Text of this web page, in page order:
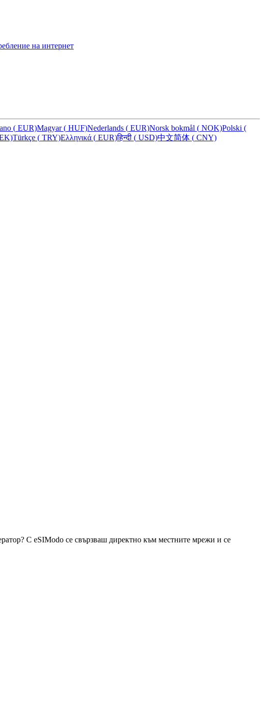
на интернет
( EUR)Magyar( HUF)Nederlands ( EUR)Norsk bokmål ( NOK)Polski (
Türkçe ( TRY)Ελληνικά ( EUR)हिन्दी ( USD)中文简体 ( CNY)
С eSIModo се свързваш директно към местните мрежи и се